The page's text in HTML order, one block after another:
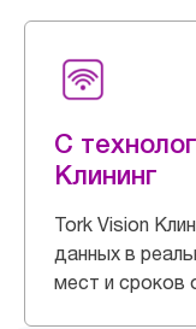
С
Клининг
Tork Vision
данных в
мест и сроков